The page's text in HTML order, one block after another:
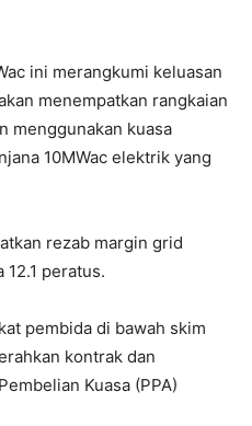
ini merangkumi keluasan
menempatkan rangkaian
menggunakan kuasa
10MWac elektrik yang
rezab margin grid
12.1 peratus.
pembida di bawah skim
kontrak dan
Kuasa (PPA)